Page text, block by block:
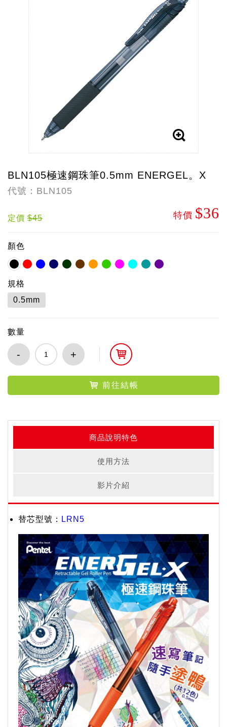
BLN105極速鋼珠筆0.5mm ENERGEL。X
代號：BLN105
定價 $45 特價 $36
顏色
規格
0.5mm
數量
- +
前往結帳
商品說明特色
使用方法
影片介紹
替芯型號： LRN5